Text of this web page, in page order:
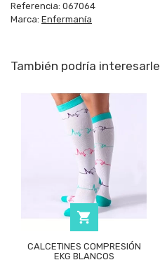
Referencia: 067064
Marca: Enfermanía
También podría interesarle

CALCETINES COMPRESIÓN
EKG BLANCOS